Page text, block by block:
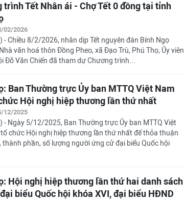
trình Tết Nhân ái - Chợ Tết 0 đồng tại tỉnh
02/2026
- Chiều 8/2/2026, nhân dịp Tết nguyên đán Bính Ngọ
văn hoá thôn Đồng Pheo, xã Đạo Trù, Phú Thọ, Ủy viên
Đỗ Văn Chiến đã tham dự Chương trình...
Ban Thường trực Ủy ban MTTQ Việt Nam
Hội nghị hiệp thương lần thứ nhất
12/2025
- Ngày 5/12/2025, Ban Thường trực Ủy ban MTTQ Việt
chức Hội nghị hiệp thương lần thứ nhất để thỏa thuận
thành phần, số lượng người ứng cử đại biểu Quốc hội
Hội nghị hiệp thương lần thứ hai danh sách
biểu Quốc hội khóa XVI, đại biểu HĐND